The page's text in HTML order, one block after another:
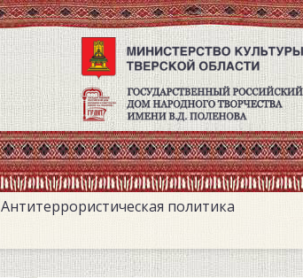
Антитеррористическая политика